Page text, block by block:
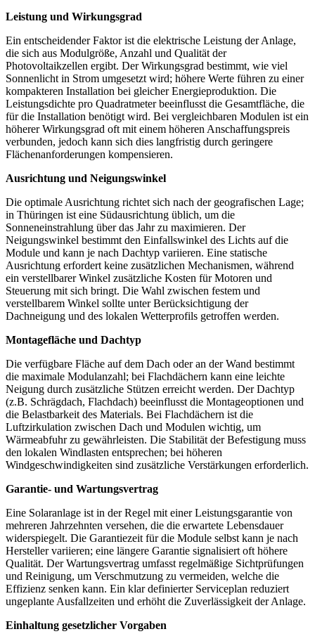
Leistung und Wirkungsgrad
Ein entscheidender Faktor ist die elektrische Leistung der Anlage,
die sich aus Modulgröße, Anzahl und Qualität der
Photovoltaikzellen ergibt. Der Wirkungsgrad bestimmt, wie viel
Sonnenlicht in Strom umgesetzt wird; höhere Werte führen zu einer
kompakteren Installation bei gleicher Energieproduktion. Die
Leistungsdichte pro Quadratmeter beeinflusst die Gesamtfläche, die
für die Installation benötigt wird. Bei vergleichbaren Modulen ist ein
höherer Wirkungsgrad oft mit einem höheren Anschaffungspreis
verbunden, jedoch kann sich dies langfristig durch geringere
Flächenanforderungen kompensieren.
Ausrichtung und Neigungswinkel
Die optimale Ausrichtung richtet sich nach der geografischen Lage;
in Thüringen ist eine Südausrichtung üblich, um die
Sonneneinstrahlung über das Jahr zu maximieren. Der
Neigungswinkel bestimmt den Einfallswinkel des Lichts auf die
Module und kann je nach Dachtyp variieren. Eine statische
Ausrichtung erfordert keine zusätzlichen Mechanismen, während
ein verstellbarer Winkel zusätzliche Kosten für Motoren und
Steuerung mit sich bringt. Die Wahl zwischen festem und
verstellbarem Winkel sollte unter Berücksichtigung der
Dachneigung und des lokalen Wetterprofils getroffen werden.
Montagefläche und Dachtyp
Die verfügbare Fläche auf dem Dach oder an der Wand bestimmt
die maximale Modulanzahl; bei Flachdächern kann eine leichte
Neigung durch zusätzliche Stützen erreicht werden. Der Dachtyp
(z.B. Schrägdach, Flachdach) beeinflusst die Montageoptionen und
die Belastbarkeit des Materials. Bei Flachdächern ist die
Luftzirkulation zwischen Dach und Modulen wichtig, um
Wärmeabfuhr zu gewährleisten. Die Stabilität der Befestigung muss
den lokalen Windlasten entsprechen; bei höheren
Windgeschwindigkeiten sind zusätzliche Verstärkungen erforderlich.
Garantie- und Wartungsvertrag
Eine Solaranlage ist in der Regel mit einer Leistungsgarantie von
mehreren Jahrzehnten versehen, die die erwartete Lebensdauer
widerspiegelt. Die Garantiezeit für die Module selbst kann je nach
Hersteller variieren; eine längere Garantie signalisiert oft höhere
Qualität. Der Wartungsvertrag umfasst regelmäßige Sichtprüfungen
und Reinigung, um Verschmutzung zu vermeiden, welche die
Effizienz senken kann. Ein klar definierter Serviceplan reduziert
ungeplante Ausfallzeiten und erhöht die Zuverlässigkeit der Anlage.
Einhaltung gesetzlicher Vorgaben